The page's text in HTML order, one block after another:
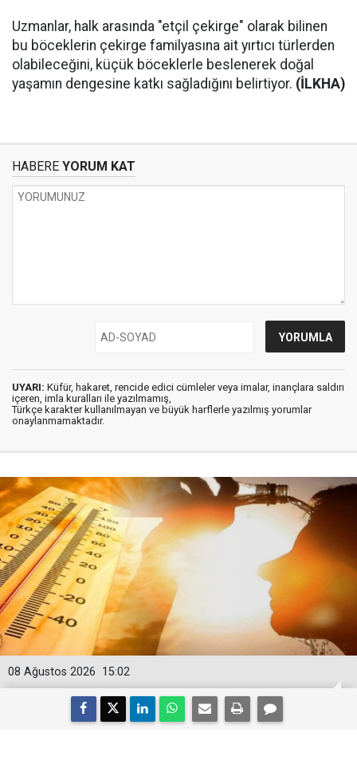
Uzmanlar, halk arasında "etçil çekirge" olarak bilinen
bu böceklerin çekirge familyasına ait yırtıcı türlerden
olabileceğini, küçük böceklerle beslenerek doğal
yaşamın dengesine katkı sağladığını belirtiyor. (İLKHA)
HABERE YORUM KAT
UYARI: Küfür, hakaret, rencide edici cümleler veya imalar, inançlara saldırı
içeren, imla kuralları ile yazılmamış,
Türkçe karakter kullanılmayan ve büyük harflerle yazılmış yorumlar
onaylanmamaktadır.
15:02
08 Ağustos 2026